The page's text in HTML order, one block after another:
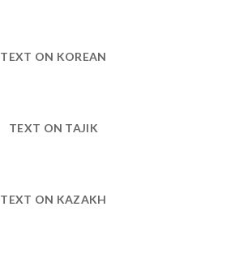
TEXT ON KOREAN
TEXT ON TAJIK
TEXT ON KAZAKH